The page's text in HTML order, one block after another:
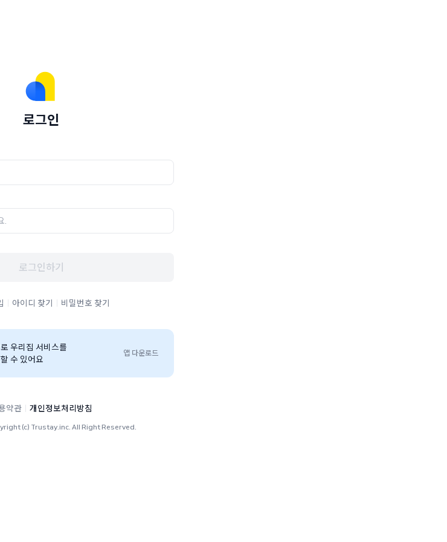
로그인
로그인하기
아이디 찾기 비밀번호 찾기
우리집 서비스를
수 있어요
앱 다운로드
약관 개인정보처리방침
(c) Trustay.inc. All Right Reserved.